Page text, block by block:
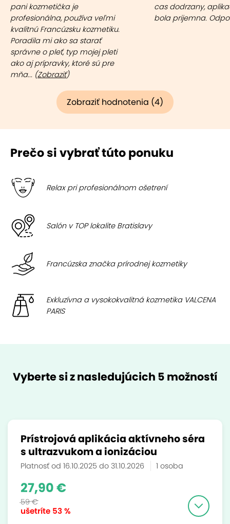
pani kozmetička je
profesionálna, používa veľmi
kvalitnú Francúzsku kozmetiku.
Poradila mi ako sa starať
správne o pleť, typ mojej pleti
ako aj prípravky, ktoré sú pre
mňa... (Zobraziť)
cas dodrzany,
bola prijemna.
Zobraziť hodnotenia (4)
Prečo si vybrať túto ponuku
Relax pri profesionálnom ošetrení
Salón v TOP lokalite Bratislavy
Francúzska značka prírodnej kozmetiky
Exkluzívna a vysokokvalitná kozmetika VALCENA
PARIS
Vyberte si z nasledujúcich 5 možností
Prístrojová aplikácia aktívneho séra
s ultrazvukom a ionizáciou
Platnosť od 16.10.2025 do 31.10.2026 1 osoba
ušetríte 53 %
27,90 €
59 €